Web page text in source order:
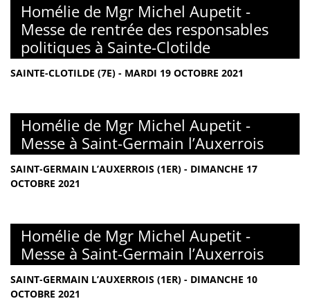
Homélie de Mgr Michel Aupetit -
Messe de rentrée des responsables
politiques à Sainte-Clotilde
SAINTE-CLOTILDE (7E) - MARDI 19 OCTOBRE 2021
Homélie de Mgr Michel Aupetit -
Messe à Saint-Germain l’Auxerrois
SAINT-GERMAIN L’AUXERROIS (1ER) - DIMANCHE 17
OCTOBRE 2021
Homélie de Mgr Michel Aupetit -
Messe à Saint-Germain l’Auxerrois
SAINT-GERMAIN L’AUXERROIS (1ER) - DIMANCHE 10
OCTOBRE 2021